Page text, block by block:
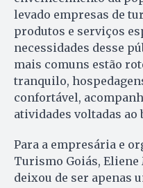
levado empresas de
produtos e serviços
necessidades desse
mais comuns estão
tranquilo,
confortável,
atividades voltadas ao
Para a empresária e
Turismo Goiás,
deixou de ser apenas